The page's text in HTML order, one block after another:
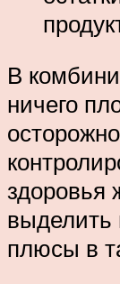
В
ничего
здоровья
выделить
плюсы в